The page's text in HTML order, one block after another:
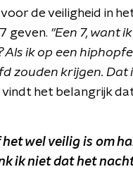
de veiligheid in
geven. "Een 7, want
Als ik op een
zouden krijgen. Dat
het belangrijk
wel veilig is om
ik niet dat het